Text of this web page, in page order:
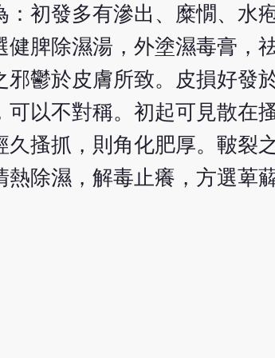
初發多有滲出、糜憪、水
脾除濕湯，外塗濕毒膏，
鬱於皮膚所致。皮損好發
以不對稱。初起可見散在
搔抓，則角化肥厚。皸裂
除濕，解毒止癢，方選萆